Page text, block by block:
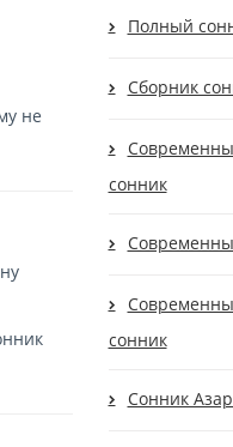
не
Полный
Сборник
сонник
сонник
Сонник